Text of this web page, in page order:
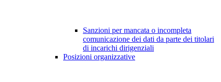
Sanzioni per mancata o incompleta
comunicazione dei dati da parte dei titolari
di incarichi dirigenziali
Posizioni organizzative